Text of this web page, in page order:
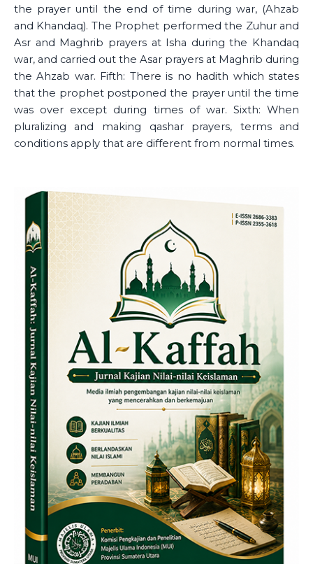
the prayer until the end of time during war, (Ahzab
and Khandaq). The Prophet performed the Zuhur and
Asr and Maghrib prayers at Isha during the Khandaq
war, and carried out the Asar prayers at Maghrib during
the Ahzab war. Fifth: There is no hadith which states
that the prophet postponed the prayer until the time
was over except during times of war. Sixth: When
pluralizing and making qashar prayers, terms and
conditions apply that are different from normal times.